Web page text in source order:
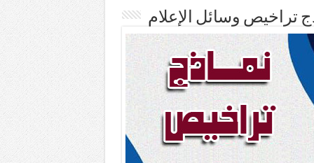
تراخيص وسائل الإعلام